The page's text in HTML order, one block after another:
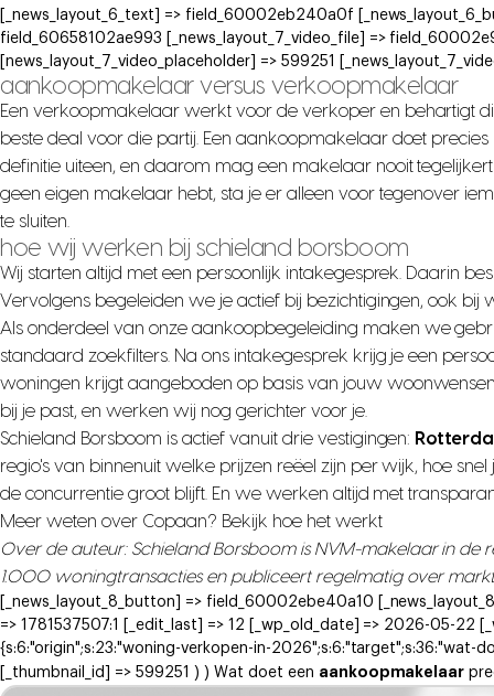
[_news_layout_6_text] => field_60002eb240a0f
field_60658102ae993 [_news_layout_7_video_file] =>
[news_layout_7_video_placeholder] => 599251
aankoopmakelaar versus verkoopmakelaar
Een verkoopmakelaar werkt voor de verkoper en behartigt
beste deal voor die partij. Een aankoopmakelaar doet
definitie uiteen, en daarom mag een makelaar nooit
geen eigen makelaar hebt, sta je er alleen voor tegenover
te sluiten.
hoe wij werken bij schieland borsboom
Wij starten altijd met een persoonlijk intakegesprek. Daarin
Vervolgens begeleiden we je actief bij bezichtigingen, ook
Als onderdeel van onze aankoopbegeleiding maken we
standaard zoekfilters. Na ons intakegesprek krijg je een
woningen krijgt aangeboden op basis van jouw
bij je past, en werken wij nog gerichter voor je.
Schieland Borsboom is actief vanuit drie vestigingen:
regio's van binnenuit welke prijzen reëel zijn per wijk, hoe
de concurrentie groot blijft. En we werken altijd met
Meer weten over Copaan? Bekijk hoe het werkt
Over de auteur: Schieland Borsboom is NVM-makelaar in
1.000 woningtransacties en publiceert regelmatig over
[_news_layout_8_button] => field_60002ebe40a10
=> 1781537507:1 [_edit_last] => 12 [_wp_old_date] => 2026-05-22
{s:6:"origin";s:23:"woning-verkopen-in-2026";s:6:"target";s:36:"wat-
[_thumbnail_id] => 599251 ) ) Wat doet een aankoopmakelaar